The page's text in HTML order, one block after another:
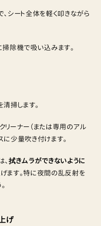
シート全体を軽く叩きながら
除機で吸い込みます。
掃します。
リーナー（または専用のアル
に少量吹き付けます。
、拭きムラができないように
げます。特に夜間の乱反射を
げ